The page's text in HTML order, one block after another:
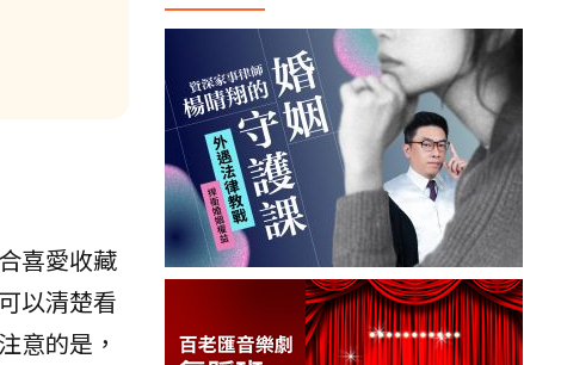
喜愛收藏
以清楚看
意的是，